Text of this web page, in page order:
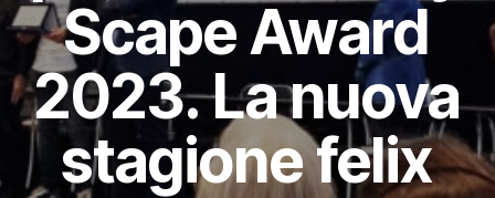
Scape Award
2023. La nuova
stagione felix